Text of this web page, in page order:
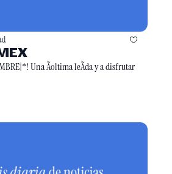
Una Ãoltima leÃ­da y a disfrutar